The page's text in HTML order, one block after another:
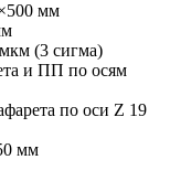
мм
(3 сигма)
и ПП по осям
по оси Z 19
мм